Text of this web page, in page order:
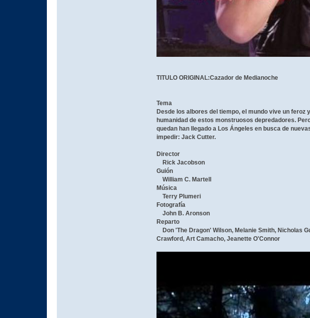
TITULO ORIGINAL:Cazador de Medianoche
Tema
Desde los albores del tiempo, el mundo vive un
humanidad de estos monstruosos depredadores.
quedan han llegado a Los Ángeles en busca de
impedir: Jack Cutter.
Director
Rick Jacobson
Guión
William C. Martell
Música
Terry Plumeri
Fotografía
John B. Aronson
Reparto
Don 'The Dragon' Wilson, Melanie Smith, Nicholas
Crawford, Art Camacho, Jeanette O'Connor